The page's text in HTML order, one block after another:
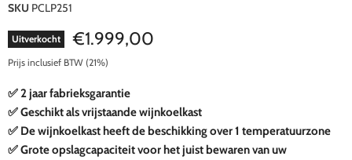
SKU PCLP251
Uitverkocht Huidige prijs
€1.999,00
Prijs inclusief BTW (21%)
✅ 2 jaar fabrieksgarantie
✅ Geschikt als vrijstaande wijnkoelkast
✅ De wijnkoelkast heeft de beschikking over 1 temperatuurzone
✅ Grote opslagcapaciteit voor het juist bewaren van uw